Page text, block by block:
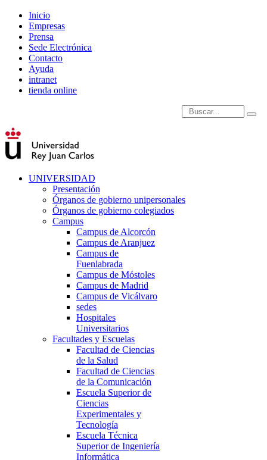
Inicio
Empresas
Prensa
Sede Electrónica
Contacto
Ayuda
intranet
tienda online
Introduce términos de
UNIVERSIDAD
Presentación
Órganos de gobierno unipersonales
Órganos de gobierno colegiados
Campus
Campus de Alcorcón
Campus de Aranjuez
Campus de
Fuenlabrada
Campus de Móstoles
Campus de Madrid
Campus de Vicálvaro
sedes
Hospitales
Universitarios
Facultades y Escuelas
Facultad de Ciencias
de la Salud
Facultad de Ciencias
de la Comunicación
Escuela Superior de
Ciencias
Experimentales y
Tecnología
Escuela Técnica
Superior de Ingeniería
Informática